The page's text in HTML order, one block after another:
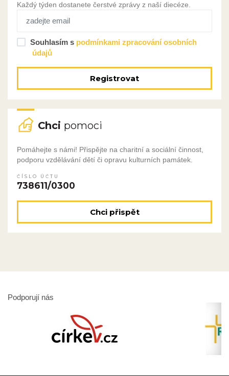
Každý týden dostanete čerstvé zprávy z naší diecéze.
Souhlasím s podmínkami zpracování osobních
údajů
Registrovat
Chci pomoci
Pomáhejte s námi! Přispějte na charitní a sociální činnost,
podporu vzdělávání dětí či opravu kulturních památek.
ČÍSLO ÚČTU
738611/0300
Chci přispět
Podporují nás